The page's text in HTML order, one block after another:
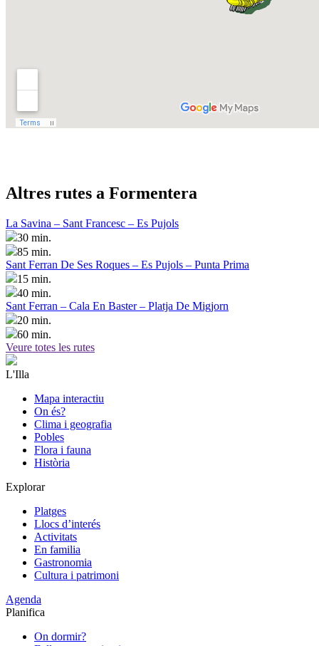
Altres rutes a Formentera
La Savina – Sant Francesc – Es Pujols
30 min.
85 min.
Sant Ferran De Ses Roques – Es Pujols – Punta Prima
15 min.
40 min.
Sant Ferran – Cala En Baster – Platja De Migjorn
20 min.
60 min.
Veure totes les rutes
L'Illa
Mapa interactiu
On és?
Clima i geografia
Pobles
Flora i fauna
Història
Explorar
Platges
Llocs d’interés
Activitats
En familia
Gastronomia
Cultura i patrimoni
Agenda
Planifica
On dormir?